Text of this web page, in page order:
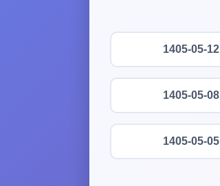
1405-05-12
1405-05-08
1405-05-05